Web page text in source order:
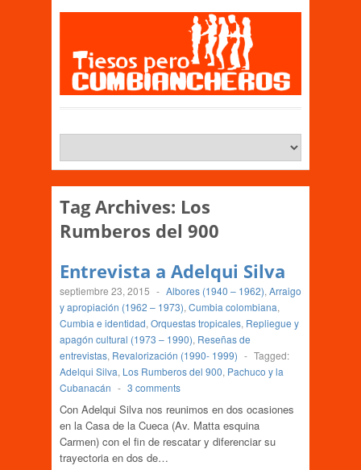
Tag Archives: Los
Rumberos del 900
Entrevista a Adelqui Silva
septiembre 23, 2015 - Albores (1940 – 1962), Arraigo
y apropiación (1962 – 1973), Cumbia colombiana,
Cumbia e identidad, Orquestas tropicales, Repliegue y
apagón cultural (1973 – 1990), Reseñas de
entrevistas, Revalorización (1990- 1999) - Tagged:
Adelqui Silva, Los Rumberos del 900, Pachuco y la
Cubanacán - 3 comments
Con Adelqui Silva nos reunimos en dos ocasiones
en la Casa de la Cueca (Av. Matta esquina
Carmen) con el fin de rescatar y diferenciar su
trayectoria en dos de…